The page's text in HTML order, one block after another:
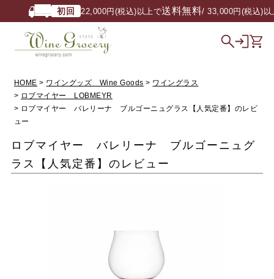
初回 22,000円(税込)以上で送料無料/ 33,000円(税込)以上
HOME ワイングッズ Wine Goods
ワイングラス
ロブマイヤー LOBMEYR
ロブマイヤー バレリーナ ブルゴーニュグラス【人気定番】のレビ
ュー
ロブマイヤー バレリーナ ブルゴーニュグ
ラス【人気定番】のレビュー